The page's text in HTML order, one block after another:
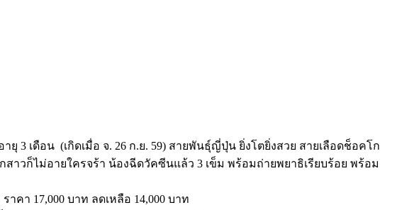
3 เดือน (เกิดเมื่อ จ. 26 ก.ย. 59) สายพันธุ์ญี่ปุ่น ยิ่งโตยิ่งสวย สายเลือดช็อคโก
าวก็ไม่อายใครจร้า น้องฉีดวัคซีนแล้ว 3 เข็ม พร้อมถ่ายพยาธิเรียบร้อย พร้อม
คา 17,000 บาท ลดเหลือ 14,000 บาท